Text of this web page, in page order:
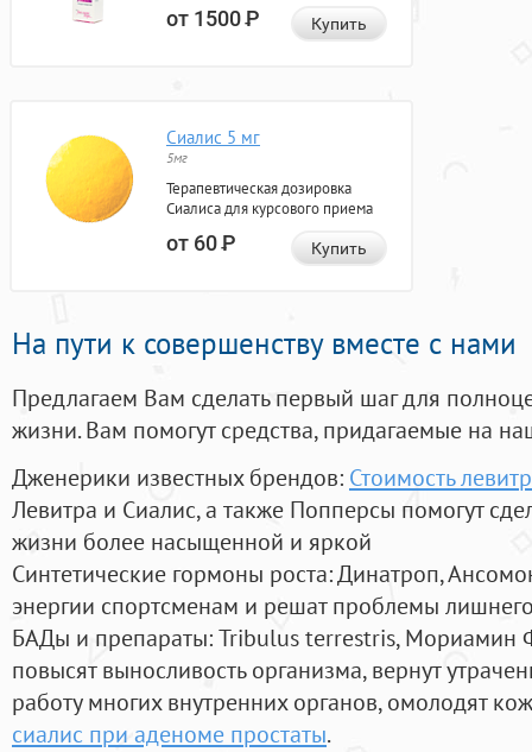
от 1500Р Купить
Сиалис 5 мг
5мг
Терапевтическая дозировка
Сиалиса для курсового приема
от 60Р Купить
На пути к совершенству вместе с нами
Предлагаем Вам сделать первый шаг для
жизни. Вам помогут средства, придагаемые на
Дженерики известных брендов: Стоимость
Левитра и Сиалис, а также Попперсы помогут
жизни более насыщенной и яркой
Синтетические гормоны роста: Динатроп,
энергии спортсменам и решат проблемы
БАДы и препараты:Tribulus terrestris, Мориамин
повысят выносливость организма, вернут
работу многих внутренних органов, омолодят
сиалис при аденоме простаты.